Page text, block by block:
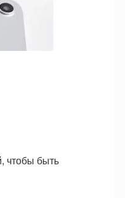
чтобы быть